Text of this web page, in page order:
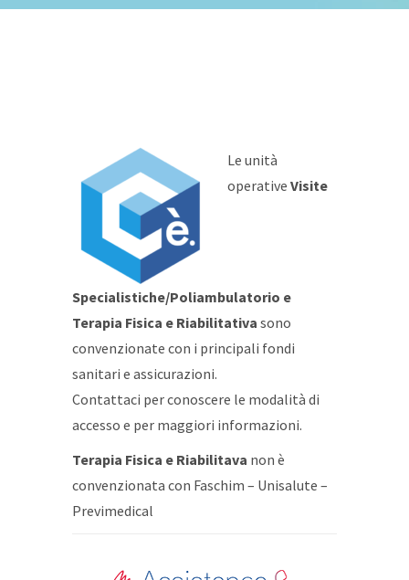
Le unità
operative Visite
Specialistiche/Poliambulatorio e
Terapia Fisica e Riabilitativa sono
convenzionate con i principali fondi
sanitari e assicurazioni.
Contattaci per conoscere le modalità di
accesso e per maggiori informazioni.
Terapia Fisica e Riabilitava non è
convenzionata con Faschim – Unisalute –
Previmedical